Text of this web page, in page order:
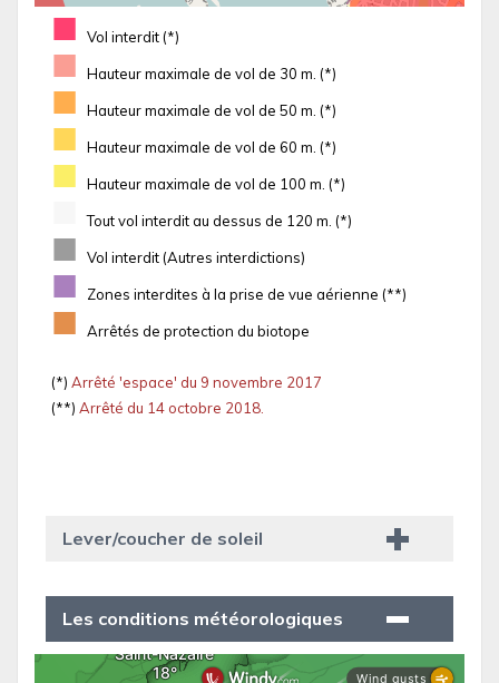
■ Vol interdit (*)
■ Hauteur maximale de vol de 30 m. (*)
■ Hauteur maximale de vol de 50 m. (*)
■ Hauteur maximale de vol de 60 m. (*)
■ Hauteur maximale de vol de 100 m. (*)
Tout vol interdit au dessus de 120 m. (*)
■ Vol interdit (Autres interdictions)
■ Zones interdites à la prise de vue aérienne (**)
■ Arrêtés de protection du biotope
(*) Arrêté 'espace' du 9 novembre 2017
(**) Arrêté du 14 octobre 2018.
Lever/coucher de soleil
Les conditions météorologiques